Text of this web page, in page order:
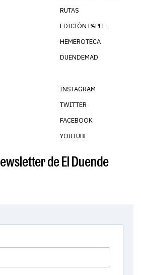
RUTAS
EDICIÓN PAPEL
HEMEROTECA
DUENDEMAD
INSTAGRAM
TWITTER
FACEBOOK
YOUTUBE
de El Duende